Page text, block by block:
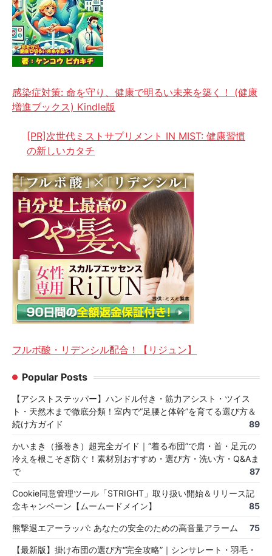
感染症対策: 命を守り、健康で明るい未来を築く！ (健康
増進ブックス) Kindle版
[PR]次世代ミストサプリメント IN MIST: 健康習慣
の新しいカタチ
フルボ酸・リデンシル配合！【リジュン】
Popular Posts
【アシストステッパー】ハンドル付き・筋力アシスト・ツイス
ト・天然木まで徹底分類！室内で“足腰と体幹”を育てる選び方＆
続け方ガイド
89
かいまき（掻巻き）超完全ガイド｜“着る布団”で肩・首・足元の
冷えを根こそぎ防ぐ！素材別おすすめ・選び方・洗い方・Q&Aま
で
87
Cookie同意管理ツール「STRIGHT」取り扱い開始＆リリース記
念キャンペーン【ムームードメイン】
85
熊撃退エアーラッパ: あなたの安全のための高音量アラーム 75
【最新版】掛け布団の選び方“完全攻略”｜シンサレート・羽毛・